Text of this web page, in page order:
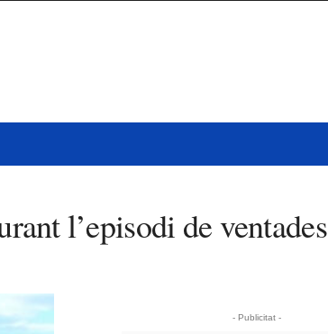
l’episodi de ventades
- Publicitat -